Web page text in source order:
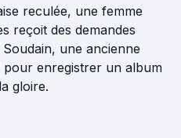
reculée, une femme
reçoit des demandes
une ancienne
enregistrer un album
gloire.